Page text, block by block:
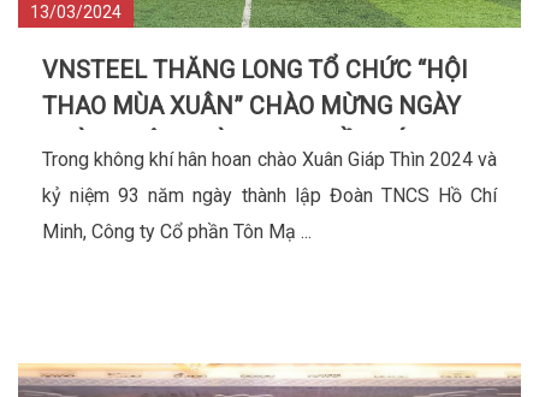
13/03/2024
VNSTEEL THĂNG LONG TỔ CHỨC “HỘI
THAO MÙA XUÂN” CHÀO MỪNG NGÀY
(26/3/1931-26/3/2024)
Trong không khí hân hoan chào Xuân Giáp Thìn 2024 và
kỷ niệm 93 năm ngày thành lập Đoàn TNCS Hồ Chí
Minh, Công ty Cổ phần Tôn Mạ ...